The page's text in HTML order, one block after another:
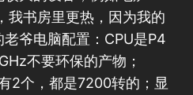
我书房里更热，因为我的
爷电脑配置：CPU是P4
不要环保的产物；
2个，都是7200转的；显